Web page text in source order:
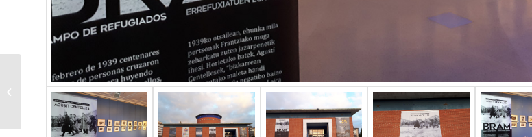
Exposición
Asesinando por
convicción. Aktion T4.
Programa de
eutanasia na...